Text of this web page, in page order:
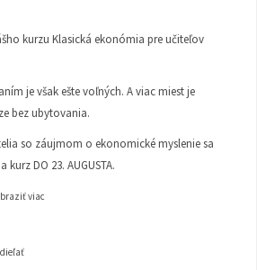
kurzu Klasická ekonómia pre učiteľov
je však ešte voľných. A viac miest je
bez ubytovania.
so záujmom o ekonomické myslenie sa
DO 23. AUGUSTA.
viac